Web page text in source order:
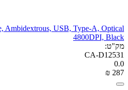
Ambidextrous, USB, Type-A, Optical
4800DPI, Black
מק"ט:
CA-D12531
0.0
₪ ‍287‍